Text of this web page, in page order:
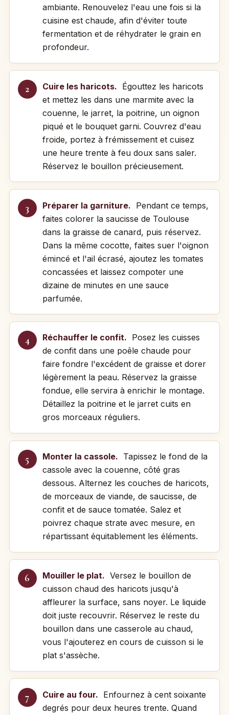
ambiante. Renouvelez l'eau une fois si la
cuisine est chaude, afin d'éviter toute
fermentation et de réhydrater le grain en
profondeur.
Cuire les haricots. Égouttez les haricots
et mettez les dans une marmite avec la
couenne, le jarret, la poitrine, un oignon
piqué et le bouquet garni. Couvrez d'eau
froide, portez à frémissement et cuisez
une heure trente à feu doux sans saler.
Réservez le bouillon précieusement.
Préparer la garniture. Pendant ce temps,
faites colorer la saucisse de Toulouse
dans la graisse de canard, puis réservez.
Dans la même cocotte, faites suer l'oignon
émincé et l'ail écrasé, ajoutez les tomates
concassées et laissez compoter une
dizaine de minutes en une sauce
parfumée.
Réchauffer le confit. Posez les cuisses
de confit dans une poêle chaude pour
faire fondre l'excédent de graisse et dorer
légèrement la peau. Réservez la graisse
fondue, elle servira à enrichir le montage.
Détaillez la poitrine et le jarret cuits en
gros morceaux réguliers.
Monter la cassole. Tapissez le fond de la
cassole avec la couenne, côté gras
dessous. Alternez les couches de haricots,
de morceaux de viande, de saucisse, de
confit et de sauce tomatée. Salez et
poivrez chaque strate avec mesure, en
répartissant équitablement les éléments.
Mouiller le plat. Versez le bouillon de
cuisson chaud des haricots jusqu'à
affleurer la surface, sans noyer. Le liquide
doit juste recouvrir. Réservez le reste du
bouillon dans une casserole au chaud,
vous l'ajouterez en cours de cuisson si le
plat s'assèche.
Cuire au four. Enfournez à cent soixante
degrés pour deux heures trente. Quand